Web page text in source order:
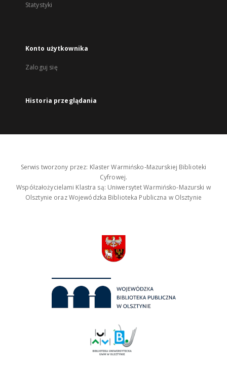
Statystyki
Konto użytkownika
Zaloguj się
Historia przeglądania
Serwis tworzony przez: Klaster Warmińsko-Mazurskiej Biblioteki
Cyfrowej.
Współzałożycielami Klastra są: Uniwersytet Warmińsko-Mazurski w
Olsztynie oraz Wojewódzka Biblioteka Publiczna w Olsztynie